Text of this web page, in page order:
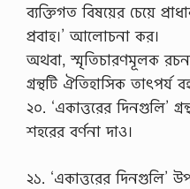
ব্যক্তিগত বিষয়ের চেয়ে
প্রবাহ।’ আলোচনা কর।
অথবা, স্মৃতিচারণমূলক
গ্রন্থটি ঐতিহাসিক
২০. ‘একাত্তরের দিনগুলি’
শহরের বর্ণনা দাও।
২১. ‘একাত্তরের দিনগুলি’